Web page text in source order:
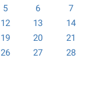
5 6
7
12 13
14
19 20
21
26 27 28